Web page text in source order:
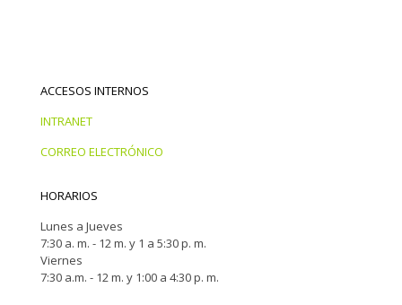
ACCESOS INTERNOS
INTRANET
CORREO ELECTRÓNICO
HORARIOS
Lunes a Jueves
7:30 a. m. - 12 m. y 1 a 5:30 p. m.
Viernes
7:30 a.m. - 12 m. y 1:00 a 4:30 p. m.